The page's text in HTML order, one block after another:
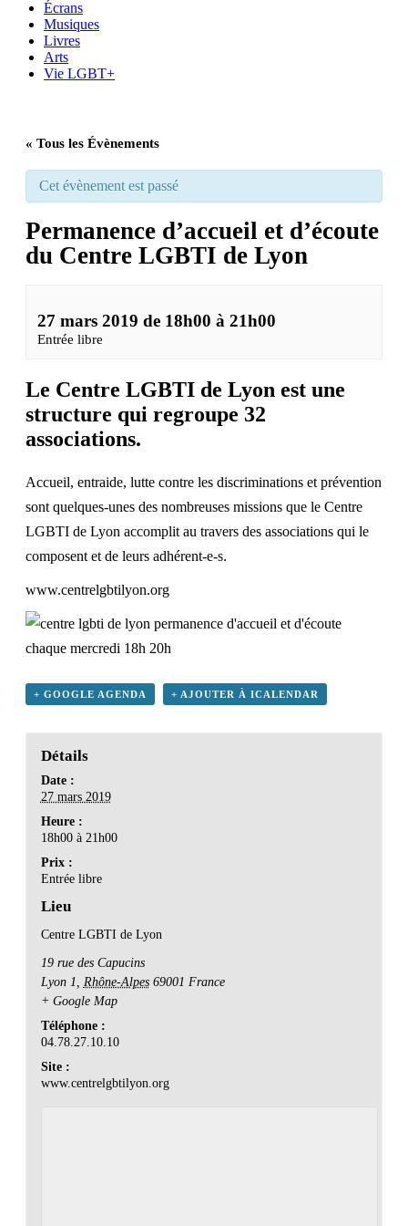
Écrans
Musiques
Livres
Arts
Vie LGBT+
« Tous les Évènements
Cet évènement est passé
Permanence d’accueil et d’écoute
du Centre LGBTI de Lyon
27 mars 2019 de 18h00 à 21h00
Entrée libre
Le Centre LGBTI de Lyon est une
structure qui regroupe 32
associations.
Accueil, entraide, lutte contre les discriminations et prévention
sont quelques-unes des nombreuses missions que le Centre
LGBTI de Lyon accomplit au travers des associations qui le
composent et de leurs adhérent-e-s.
www.centrelgbtilyon.org
+ GOOGLE AGENDA + AJOUTER À ICALENDAR
Détails
Date :
27 mars 2019
Heure :
18h00 à 21h00
Prix :
Entrée libre
Lieu
Centre LGBTI de Lyon
19 rue des Capucins
Lyon 1, Rhône-Alpes 69001 France
+ Google Map
Téléphone :
04.78.27.10.10
Site :
www.centrelgbtilyon.org